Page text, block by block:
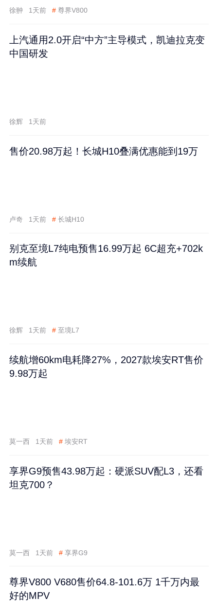
徐翀 1天前 # 尊界V800
上汽通用2.0开启“中方”主导模式，凯迪拉克变
中国研发
徐辉 1天前
售价20.98万起！长城H10叠满优惠能到19万
卢奇 1天前 # 长城H10
别克至境L7纯电预售16.99万起 6C超充+702k
m续航
徐辉 1天前 # 至境L7
续航增60km电耗降27%，2027款埃安RT售价
9.98万起
莫一西 1天前 # 埃安RT
享界G9预售43.98万起：硬派SUV配L3，还看
坦克700？
莫一西 1天前 # 享界G9
尊界V800 V680售价64.8-101.6万 1千万内最
好的MPV